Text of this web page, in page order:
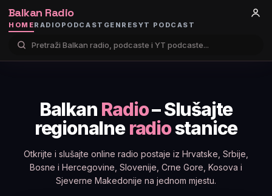
Balkan Radio
HOMERADIO PODCAST GENRESYT PODCAST
Balkan Radio– Slušajte
regionalneradiostanice
Otkrijte i slušajte online radio postaje iz Hrvatske, Srbije,
Bosne i Hercegovine, Slovenije, Crne Gore, Kosova i
Sjeverne Makedonije na jednom mjestu.